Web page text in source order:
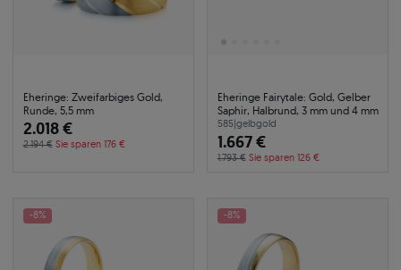
Eheringe: Zweifarbiges Gold,
Runde, 5,5 mm
2.018 €
2.194 € Sie sparen 176 €
Eheringe Fairytale: Gold, Gelber
Saphir, Halbrund, 3 mm und 4 mm
585|gelbgold
1.667 €
1.793 € Sie sparen 126 €
-8% -8%